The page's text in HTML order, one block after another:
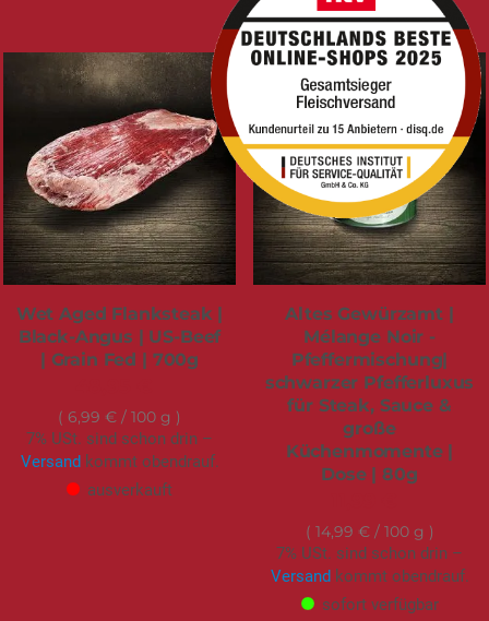
Wet Aged Flanksteak |
Black-Angus | US-Beef
| Grain Fed | 700g
6,99 € / 100 g
7% USt. sind schon drin –
Versandkommt obendrauf.
ausverkauft
Altes Gewürzamt |
Mélange Noir -
Pfeffermischung|
schwarzer Pfefferluxus
für Steak, Sauce &
große
Küchenmomente |
Dose | 80g
14,99 €/ 100 g
7% USt. sind schon drin –
Versandkommt obendrauf.
sofort verfügbar